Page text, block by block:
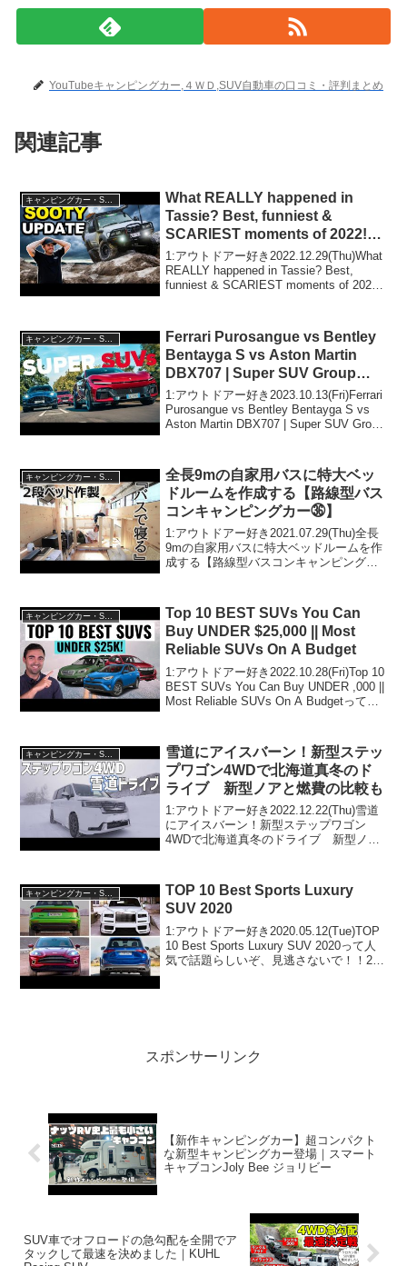
YouTubeキャンピングカー,４ＷＤ,SUV自動車の口コミ・評判まとめ
関連記事
キャンピングカー・SUV人気車種
What REALLY happened in
Tassie? Best, funniest &
SCARIEST moments of 2022!
Our LAST EP OF THE YEAR!
1:アウトドアー好き2022.12.29(Thu)What
REALLY happened in Tassie? Best,
funniest & SCARIEST moments of 2022!
Ferrari Purosangue vs Bentley
Bentayga S vs Aston Martin
DBX707 | Super SUV Group
Test
1:アウトドアー好き2023.10.13(Fri)Ferrari
Purosangue vs Bentley Bentayga S vs
Aston Martin DBX707 | Super SUV Group
キャンピングカー・SUV人気車種
全長9mの自家用バスに特大ベッ
ドルームを作成する【路線型バス
コンキャンピングカー㊱】
1:アウトドアー好き2021.07.29(Thu)全長
9mの自家用バスに特大ベッドルームを作
成する【路線型バスコンキャンピングカ
2021.07.29(Thu)この動画は注目で...
Top 10 BEST SUVs You Can
Buy UNDER $25,000 || Most
Reliable SUVs On A Budget
1:アウトドアー好き2022.10.28(Fri)Top 10
BEST SUVs You Can Buy UNDER ,000 ||
Most Reliable SUVs On A Budgetって人
キャンピングカー・SUV人気車種
雪道にアイスバーン！新型ステッ
プワゴン4WDで北海道真冬のド
ライブ 新型ノアと燃費の比較も
1:アウトドアー好き2022.12.22(Thu)雪道
にアイスバーン！新型ステップワゴン
4WDで北海道真冬のドライブ 新型ノア
き2022.12.22(Thu...
TOP 10 Best Sports Luxury
SUV 2020
1:アウトドアー好き2020.05.12(Tue)TOP
10 Best Sports Luxury SUV 2020って人
気で話題らしいぞ、見逃さないで！！2:
スポンサーリンク
【新作キャンピングカー】超コンパクト
な新型キャンピングカー登場｜スマート
キャブコンJoly Bee ジョリビー
SUV車でオフロードの急勾配を全開でア
タックして最速を決めました｜KUHL